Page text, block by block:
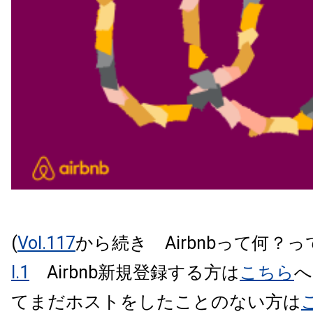
(Vol.117から続き Airbnbって何？っ
l.1
Airbnb新規登録する方は こちら
てまだホストをしたことのない方は